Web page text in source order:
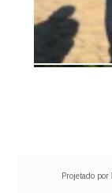
Projetado por